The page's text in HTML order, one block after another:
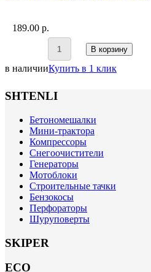
189.00 p.
В корзину
в наличииКупить в 1 клик
SHTENLI
Бетономешалки
Мини-трактора
Компрессоры
Снегоочистители
Генераторы
Мотоблоки
Строительные тачки
Бензокосы
Перфораторы
Шуруповерты
SKIPER
ECO